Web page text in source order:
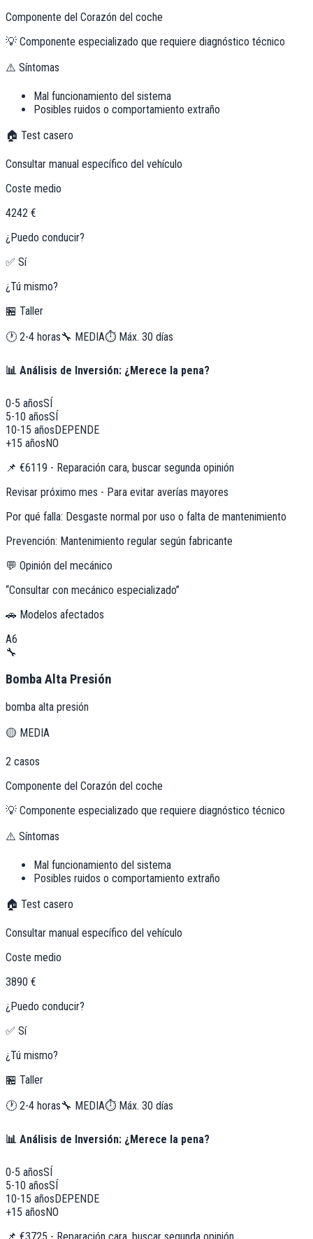
Componente del Corazón del coche
💡 Componente especializado que requiere diagnóstico técnico
⚠️ Síntomas
Mal funcionamiento del sistema
Posibles ruidos o comportamiento extraño
🏠 Test casero
Consultar manual específico del vehículo
Coste medio
4242 €
¿Puedo conducir?
✅ Sí
¿Tú mismo?
🏪 Taller
🕐 2-4 horas🔧 MEDIA⏱️ Máx. 30 días
📊 Análisis de Inversión: ¿Merece la pena?
0-5 añosSÍ
5-10 añosSÍ
10-15 añosDEPENDE
+15 añosNO
📌 €6119 - Reparación cara, buscar segunda opinión
Revisar próximo mes - Para evitar averías mayores
Por qué falla: Desgaste normal por uso o falta de mantenimiento
Prevención: Mantenimiento regular según fabricante
💬 Opinión del mecánico
“Consultar con mecánico especializado”
🚗 Modelos afectados
A6
🔧
Bomba Alta Presión
bomba alta presión
🟡 MEDIA
2 casos
Componente del Corazón del coche
💡 Componente especializado que requiere diagnóstico técnico
⚠️ Síntomas
Mal funcionamiento del sistema
Posibles ruidos o comportamiento extraño
🏠 Test casero
Consultar manual específico del vehículo
Coste medio
3890 €
¿Puedo conducir?
✅ Sí
¿Tú mismo?
🏪 Taller
🕐 2-4 horas🔧 MEDIA⏱️ Máx. 30 días
📊 Análisis de Inversión: ¿Merece la pena?
0-5 añosSÍ
5-10 añosSÍ
10-15 añosDEPENDE
+15 añosNO
📌 €3725 - Reparación cara, buscar segunda opinión